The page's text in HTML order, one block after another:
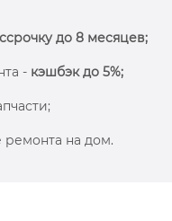
до 8 месяцев;
- кэшбэк до 5%;
ремонта на дом.